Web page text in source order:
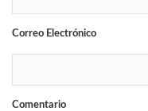
Correo Electrónico
Comentario